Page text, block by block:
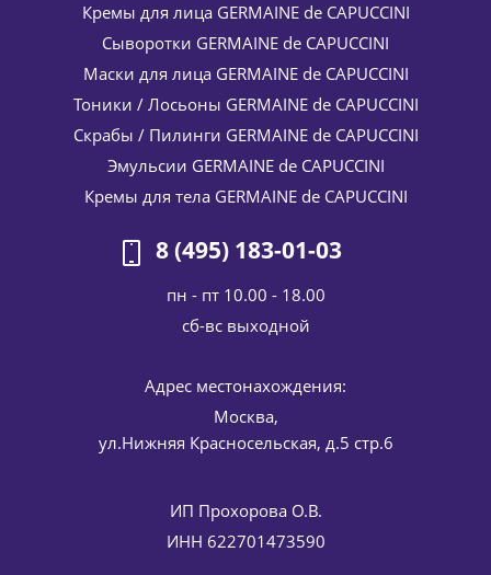
Маска очищающая для лица PurExpert Exfoliating Dermo
Капучини) 75 мл
4 675руб./шт 5 500руб.
-15 % Экономия825руб.
Germaine de Capuccini 50 / 50 мл
19 560руб./шт
Кремы для лица GERMAINE de CAPUCCINI
Сыворотки GERMAINE de CAPUCCINI
Маски для лица GERMAINE de CAPUCCINI
Тоники / Лосьоны GERMAINE de CAPUCCINI
Скрабы / Пилинги GERMAINE de CAPUCCINI
Эмульсии GERMAINE de CAPUCCINI
Кремы для тела GERMAINE de CAPUCCINI
8 (495) 183-01-03
пн - пт 10.00 - 18.00
cб-вс выходной
Адрес местонахождения:
Москва,
ул.Нижняя Красносельская, д.5 стр.6
ИП Прохорова О.В.
ИНН 622701473590